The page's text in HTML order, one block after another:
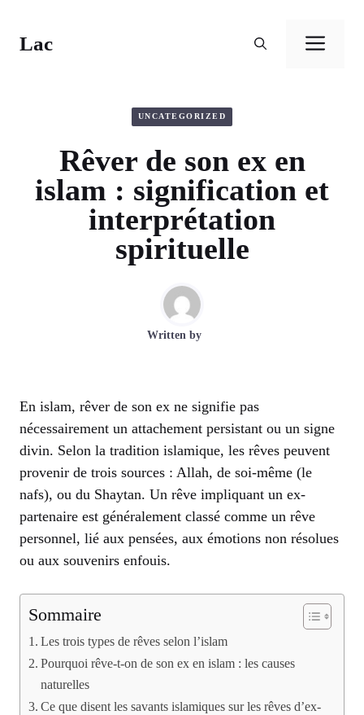
contenu
Lac
UNCATEGORIZED
Rêver de son ex en
islam : signification et
interprétation
spirituelle
Written by
En islam, rêver de son ex ne signifie pas
nécessairement un attachement persistant ou un signe
divin. Selon la tradition islamique, les rêves peuvent
provenir de trois sources : Allah, de soi-même (le
nafs), ou du Shaytan. Un rêve impliquant un ex-
partenaire est généralement classé comme un rêve
personnel, lié aux pensées, aux émotions non résolues
ou aux souvenirs enfouis.
Sommaire
Les trois types de rêves selon l’islam
Pourquoi rêve-t-on de son ex en islam : les causes
naturelles
Ce que disent les savants islamiques sur les rêves d’ex-